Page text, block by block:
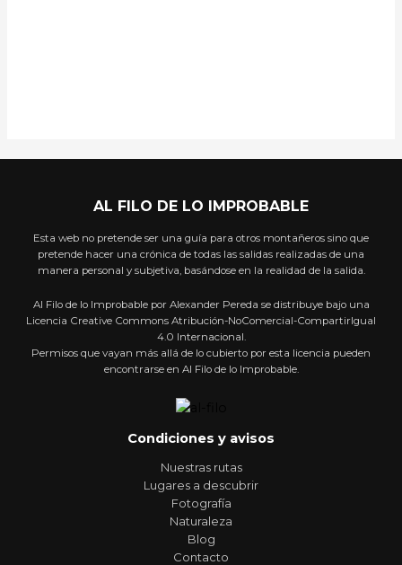
AL FILO DE LO IMPROBABLE
Esta web no pretende ser una guía para otros montañeros sino que
pretende hacer una crónica de todas las salidas realizadas de una
manera personal y subjetiva, basándose en la realidad de la salida.
Al Filo de lo Improbable por Alexander Pereda se distribuye bajo una
Licencia Creative Commons Atribución-NoComercial-CompartirIgual
4.0 Internacional.
Permisos que vayan más allá de lo cubierto por esta licencia pueden
encontrarse en Al Filo de lo Improbable.
Condiciones y avisos
Nuestras rutas
Lugares a descubrir
Fotografía
Naturaleza
Blog
Contacto